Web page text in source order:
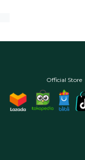
Official Store